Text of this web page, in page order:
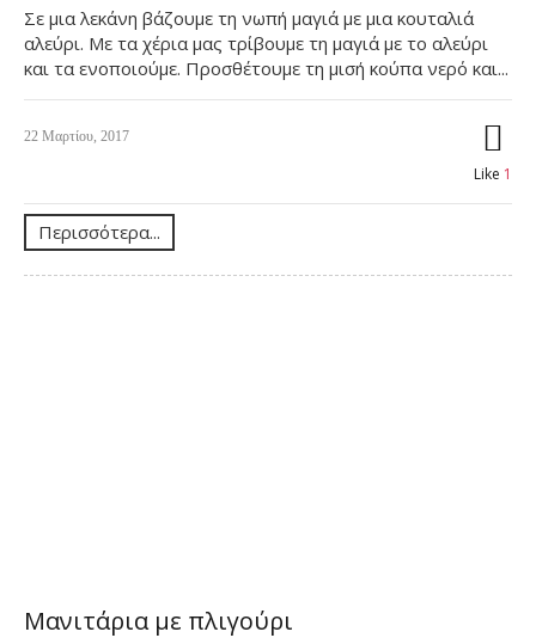
Σε μια λεκάνη βάζουμε τη νωπή μαγιά με μια κουταλιά
αλεύρι. Με τα χέρια μας τρίβουμε τη μαγιά με το αλεύρι
και τα ενοποιούμε. Προσθέτουμε τη μισή κούπα νερό και...
22 Μαρτίου, 2017
Like 1
Περισσότερα...
Μανιτάρια με πλιγούρι